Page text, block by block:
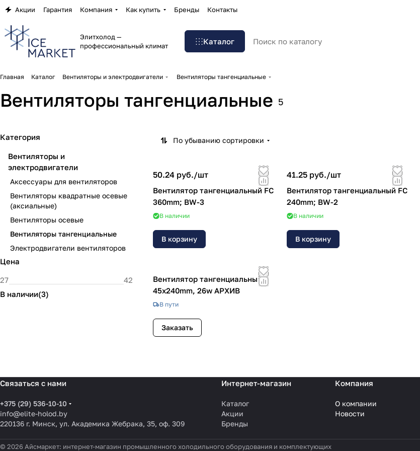
Акции Гарантия Компания Как купить Бренды Контакты
Элитхолод —
профессиональный климат
Каталог
Главная Каталог Вентиляторы и электродвигатели Вентиляторы тангенциальные
Вентиляторы тангенциальные 5
По убыванию сортировки
50.24 руб./шт
Вентилятор тангенциальный FC
360mm; BW-3
В наличии
В корзину
41.25 руб./шт
Вентилятор тангенциальный FC
240mm; BW-2
В наличии
В корзину
Вентилятор тангенциальный
45x240mm, 26w АРХИВ
В пути
Заказать
Категория
Вентиляторы и
электродвигатели
Аксессуары для вентиляторов
Вентиляторы квадратные осевые
(аксиальные)
Вентиляторы осевые
Вентиляторы тангенциальные
Электродвигатели вентиляторов
Цена
В наличии(3)
Связаться с нами
+375 (29) 536-10-10
info@elite-holod.by
220136 г. Минск, ул. Академика Жебрака, 35, оф. 309
Интернет-магазин
Каталог
Акции
Бренды
Компания
О компании
Новости
© 2026 Айсмаркет: интернет-магазин промышленного холодильного оборудования и комплектующих